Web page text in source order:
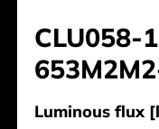
CLU058-
Luminous flux